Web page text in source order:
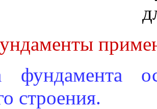
фундамента
строения.